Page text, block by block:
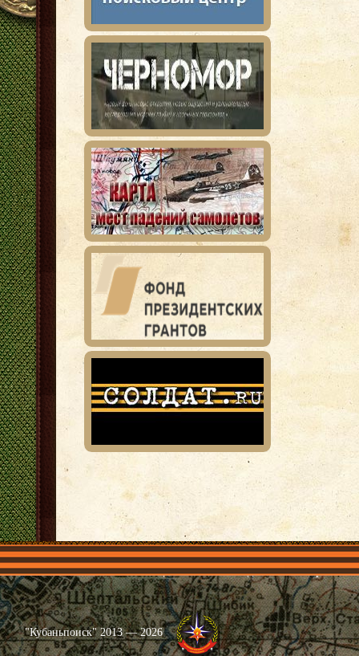
Главная Имена Общественные объединения Проекты
"Кубаньпоиск" 2013 — 2026